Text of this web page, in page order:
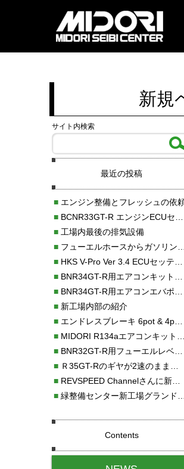
新規
サイト内検索
最近の投稿
■エンジン整備とフレッシュの依
■BCNR33GT-R エンジンECUセッティング調整
■工場内最後の排気設備
■フューエルホースからガソリン漏れ
■HKS V-Pro Ver 3.4 ECUセッティング
■BNR34GT-R用エアコンキット新発売！！
■BNR34GT-R用エアコンエバポレーターを新発売！！
■新工場内部の紹介
■エンドレスブレーキ 6pot & 4potオーバーホール
■MIDORI R134aエアコンキットタイプⅡ取り付け
■BNR32GT-R用フューエルレベルセンサー新発売！！
■Ｒ35GT-Rのギヤが2速のまま変速しない！！
■REVSPEED Channelさんに新社屋を紹介していただきました!!
■緑整備センター新工場グランドオープン・続報
Contents